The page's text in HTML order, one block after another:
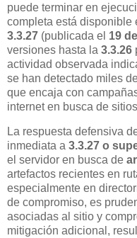
puede terminar en
completa está disponible
3.3.27 (publicada el 19
versiones hasta la 3.3.26
actividad observada
se han detectado miles
que encaja con
internet en busca de
La respuesta defensiva
inmediata a 3.3.27 o
el servidor en busca de
artefactos recientes en
especialmente en
de compromiso, es
asociadas al sitio y
mitigación adicional,